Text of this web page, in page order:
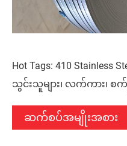
Hot Tags: 410 Stainless
သွင်းသူများ၊ လက်ကား၊ စ
ဆက်စပ်အမျိုးအစား